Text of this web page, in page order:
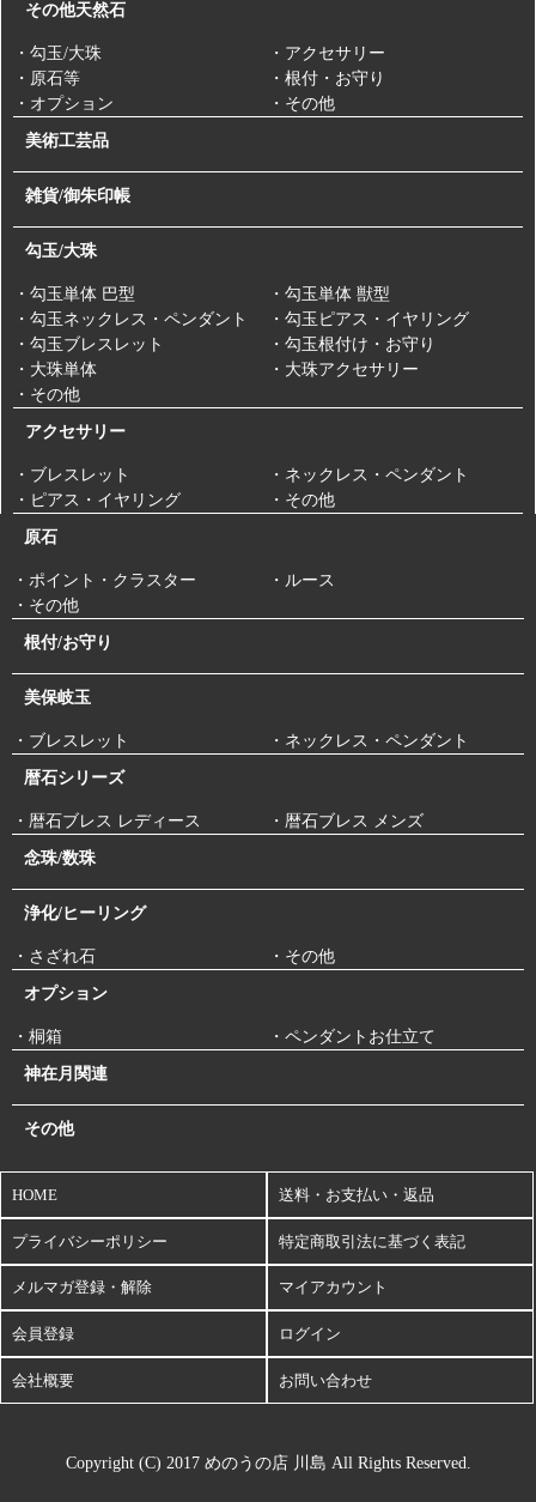
その他天然石
・勾玉/大珠
・アクセサリー
・原石等
・根付・お守り
・オプション
・その他
美術工芸品
雑貨/御朱印帳
勾玉/大珠
・勾玉単体 巴型
・勾玉単体 獣型
・勾玉ネックレス・ペンダント
・勾玉ピアス・イヤリング
・勾玉ブレスレット
・勾玉根付け・お守り
・大珠単体
・大珠アクセサリー
・その他
アクセサリー
・ブレスレット
・ネックレス・ペンダント
・ピアス・イヤリング
・その他
原石
・ポイント・クラスター
・ルース
・その他
根付/お守り
美保岐玉
・ブレスレット ・ネックレス・ペンダント
暦石シリーズ
・暦石ブレス レディース ・暦石ブレス メンズ
念珠/数珠
浄化/ヒーリング
・さざれ石 ・その他
オプション
・桐箱 ・ペンダントお仕立て
神在月関連
その他
HOME 送料・お支払い・返品
プライバシーポリシー 特定商取引法に基づく表記
メルマガ登録・解除 マイアカウント
会員登録 ログイン
会社概要 お問い合わせ
Copyright (C) 2017 めのうの店 川島 All Rights Reserved.